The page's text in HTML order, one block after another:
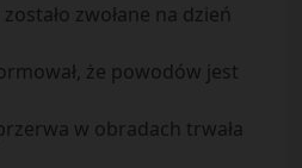
zwołane na dzień
że powodów jest
w obradach trwała